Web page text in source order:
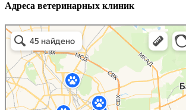
Адреса ветеринарных клиник